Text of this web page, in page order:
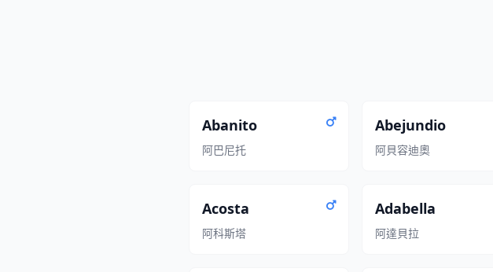
Abanito
阿巴尼托
Abejundio
阿貝容迪奧
Acosta
阿科斯塔
Adabella
阿達貝拉